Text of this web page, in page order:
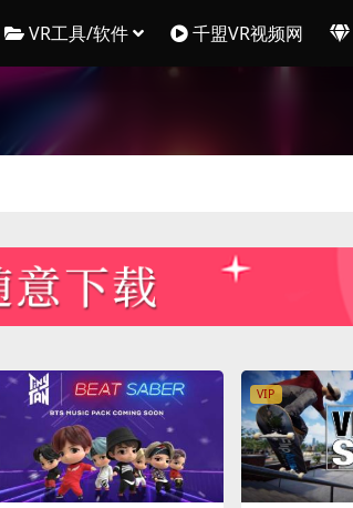
VR工具/软件 千盟VR视频网
VIP